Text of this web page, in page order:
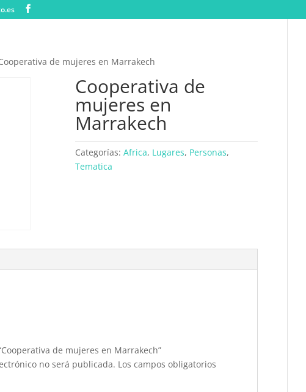
de mujeres en Marrakech
Cooperativa de
mujeres en
Marrakech
Categorías:Africa, Lugares, Personas,
Tematica
de mujeres en Marrakech”
no será publicada. Los campos obligatorios